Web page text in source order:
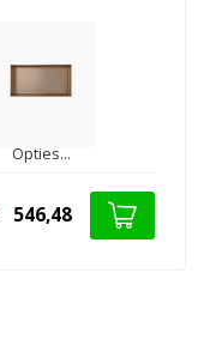
Opties...
546,48